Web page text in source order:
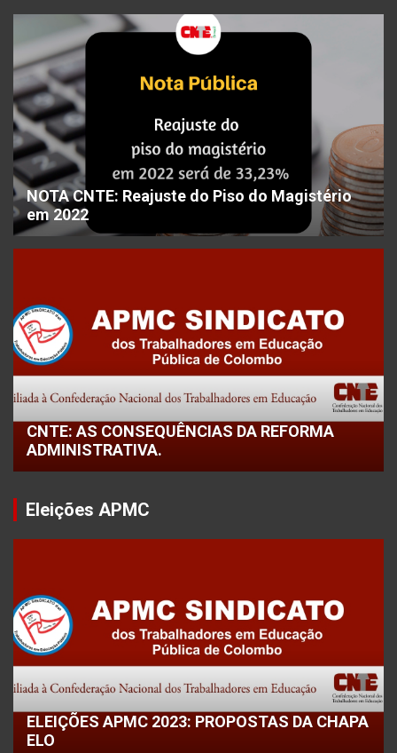
NOTA CNTE: Reajuste do Piso do Magistério
em 2022
CNTE: AS CONSEQUÊNCIAS DA REFORMA
ADMINISTRATIVA.
Eleições APMC
ELEIÇÕES APMC 2023: PROPOSTAS DA CHAPA
ELO